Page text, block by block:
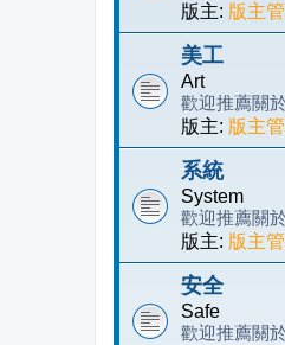
版主: 版主
美工
Art
歡迎推薦關
版主: 版主
系統
System
歡迎推薦關
版主: 版主
安全
Safe
歡迎推薦關